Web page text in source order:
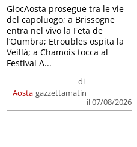
Aosta
di
gazzettamatin
il 07/08/2026
GiocAosta prosegue tra le vie
del capoluogo; a Brissogne
entra nel vivo la Feta de
l’Oumbra; Etroubles ospita la
Veillà; a Chamois tocca al
Festival A...